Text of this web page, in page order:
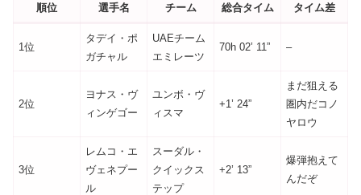
順位 選手名 チーム 総合タイム タイム差
1位
タデイ・ポ
ガチャル
UAEチーム
エミレーツ
70h 02’ 11” –
2位
ヨナス・ヴ
ィンゲゴー
ユンボ・ヴ
ィスマ
+1’ 24”
まだ狙える
圏内だコノ
ヤロウ
3位
レムコ・エ
ヴェネプー
ル
スーダル・
クイックス
テップ
+2’ 13”
爆弾抱えて
んだぞ